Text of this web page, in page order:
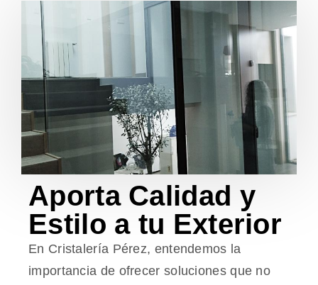
Aporta Calidad y
Estilo a tu Exterior
En Cristalería Pérez, entendemos la
importancia de ofrecer soluciones que no